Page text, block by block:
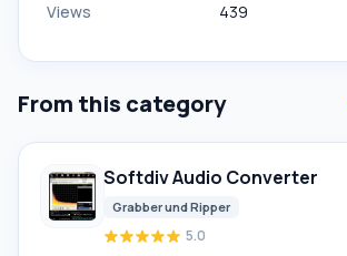
Views 439
From this category
Softdiv Audio Converter
Grabber und Ripper
5.0